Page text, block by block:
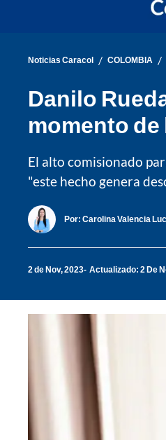
Noticias Caracol / COLOMBIA /
Danilo
momento de
El alto comisionado
"este hecho genera
Por: Carolina Valencia
2 de Nov, 2023 Actualizado: 2 De